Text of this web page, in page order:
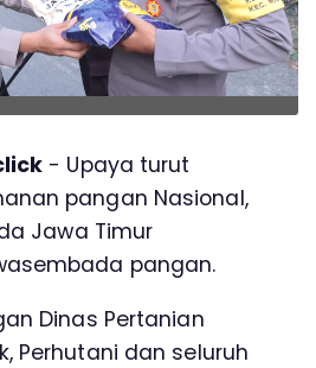
- Upaya turut
pangan Nasional,
Jawa Timur
pangan.
Dinas Pertanian
Perhutani dan seluruh